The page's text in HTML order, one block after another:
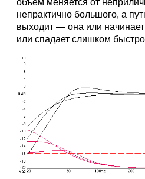
непрактично большого, а
выходит — она или
или спадает слишком